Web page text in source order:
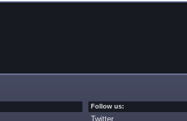
Follow us:
Twitter